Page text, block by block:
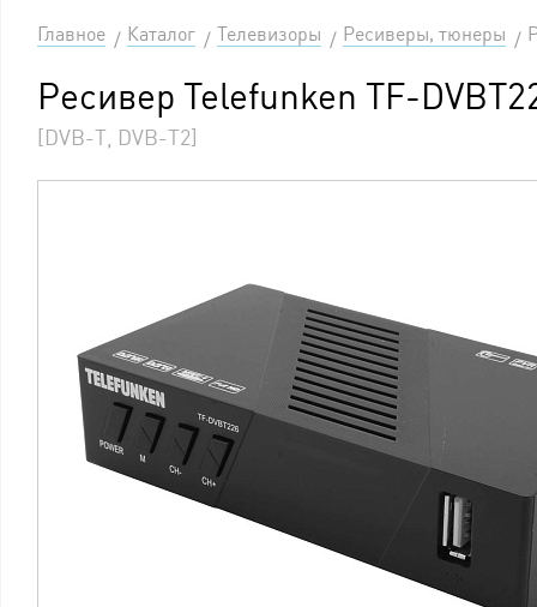
Главное Каталог Телевизоры Ресиверы, тюнеры
Ресивер Telefunken TF-
[DVB-T, DVB-T2]